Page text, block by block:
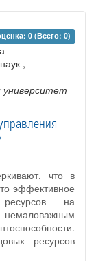
0 (Всего: 0)
,
университет
что в
эффективное
ресурсов на
ресурсов